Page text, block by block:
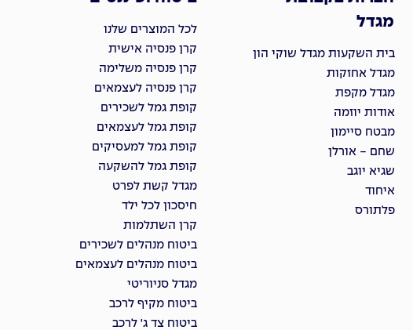
מגדל
בית השקעות מגדל שוקי הון
מגדל אחזקות
מגדל מקפת
אודות יוזמה
מבטח סיימון
שחם - אורלן
שגיא יוגב
איחוד
פלתורס
לכל המוצרים שלנו
קרן פנסיה אישית
קרן פנסיה משלימה
קרן פנסיה לעצמאים
קופת גמל לשכירים
קופת גמל לעצמאים
קופת גמל למעסיקים
קופת גמל להשקעה
מגדל קשת לפרט
חיסכון לכל ילד
קרן השתלמות
ביטוח מנהלים לשכירים
ביטוח מנהלים לעצמאים
מגדל סניוריטי
ביטוח מקיף לרכב
ביטוח צד ג' לרכב